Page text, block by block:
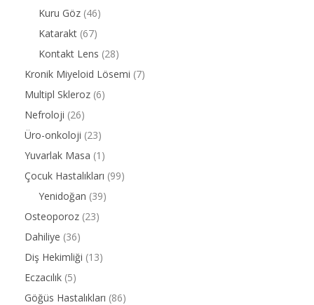
Kuru Göz (46)
Katarakt (67)
Kontakt Lens (28)
Kronik Miyeloid Lösemi (7)
Multipl Skleroz (6)
Nefroloji (26)
Üro-onkoloji (23)
Yuvarlak Masa (1)
Çocuk Hastalıkları (99)
Yenidoğan (39)
Osteoporoz (23)
Dahiliye (36)
Diş Hekimliği (13)
Eczacılık (5)
Göğüs Hastalıkları (86)